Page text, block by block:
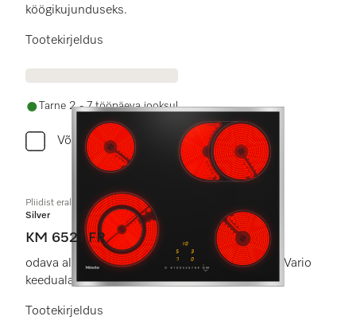
köögikujunduseks.
Tootekirjeldus
Tarne 2 - 7 tööpäeva jooksul
Võrdle
Pliidist eraldi elektriline pliidiplaat
Silver
KM 6521 FR
odava alghinnaga 1 keedu-/praadimisalaga ja 1 Vario
keedualaga.
Tootekirjeldus